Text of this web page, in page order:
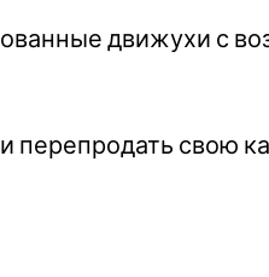
движухи с
перепродать свою